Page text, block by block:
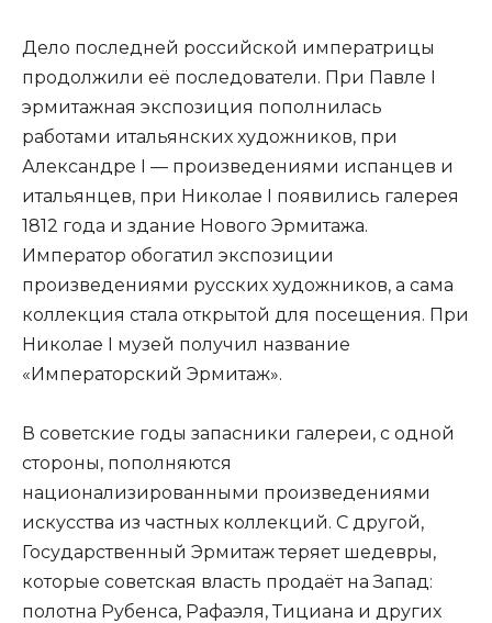
Дело последней российской императрицы
продолжили её последователи. При Павле I
эрмитажная экспозиция пополнилась
работами итальянских художников, при
Александре I — произведениями испанцев и
итальянцев, при Николае I появились галерея
1812 года и здание Нового Эрмитажа.
Император обогатил экспозиции
произведениями русских художников, а сама
коллекция стала открытой для посещения. При
Николае I музей получил название
«Императорский Эрмитаж».
В советские годы запасники галереи, с одной
стороны, пополняются
национализированными произведениями
искусства из частных коллекций. С другой,
Государственный Эрмитаж теряет шедевры,
которые советская власть продаёт на Запад:
полотна Рубенса, Рафаэля, Тициана и других